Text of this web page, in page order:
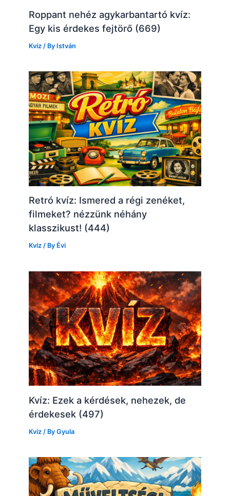
Roppant nehéz agykarbantartó kvíz:
Egy kis érdekes fejtörő (669)
Kvíz / By István
Retró kvíz: Ismered a régi zenéket,
filmeket? nézzünk néhány
klasszikust! (444)
Kvíz / By Évi
Kvíz: Ezek a kérdések, nehezek, de
érdekesek (497)
Kvíz / ByGyula